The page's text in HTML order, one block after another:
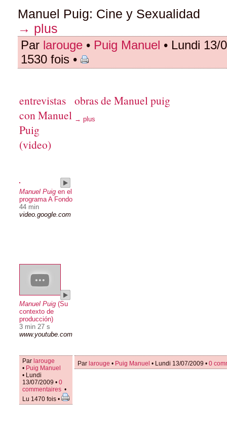
Manuel Puig: Cine y Sexualidad
→ plus
Par larouge • Puig Manuel • Lundi 13/
1530 fois •
entrevistas
con Manuel
Puig
(video)
Manuel Puig en el
programa A Fondo
44 min
video.google.com
Manuel Puig (Su
contexto de
producción)
3 min 27 s
www.youtube.com
obras de Manuel puig
→ plus
Par larouge
• Puig Manuel
• Lundi
13/07/2009 • 0
commentaires •
Lu 1470 fois •
Par larouge • Puig Manuel • Lundi 13/07/2009 • 0